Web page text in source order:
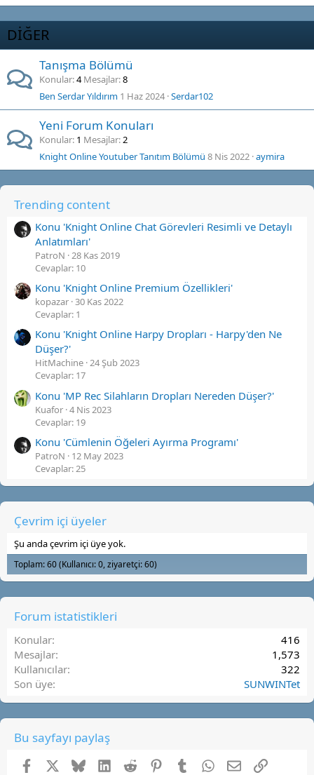
DİĞER
Tanışma Bölümü
Konular 4 Mesajlar 8
Ben Serdar Yıldırım 1 Haz 2024 Serdar102
Yeni Forum Konuları
Konular 1 Mesajlar 2
Knight Online Youtuber Tanıtım Bölümü 8 Nis 2022 aymira
Trending content
Konu 'Knight Online Chat Görevleri Resimli ve Detaylı
Anlatımları'
PatroN 28 Kas 2019
Cevaplar: 10
Konu 'Knight Online Premium Özellikleri'
kopazar 30 Kas 2022
Cevaplar: 1
Konu 'Knight Online Harpy Dropları - Harpy'den Ne
Düşer?'
HitMachine 24 Şub 2023
Cevaplar: 17
Konu 'MP Rec Silahların Dropları Nereden Düşer?'
Kuafor 4 Nis 2023
Cevaplar: 19
Konu 'Cümlenin Öğeleri Ayırma Programı'
PatroN
12 May 2023
Cevaplar: 25
Çevrim içi üyeler
Şu anda çevrim içi üye yok.
Toplam: 60 (Kullanıcı: 0, ziyaretçi: 60)
Forum istatistikleri
Konular
416
Mesajlar
1,573
Kullanıcılar
322
Son üye
SUNWINTet
Bu sayfayı paylaş
FacebookX (Twitter)
BlueskyLinkedIn
Reddit PinterestTumblr WhatsApp
E-postaLink